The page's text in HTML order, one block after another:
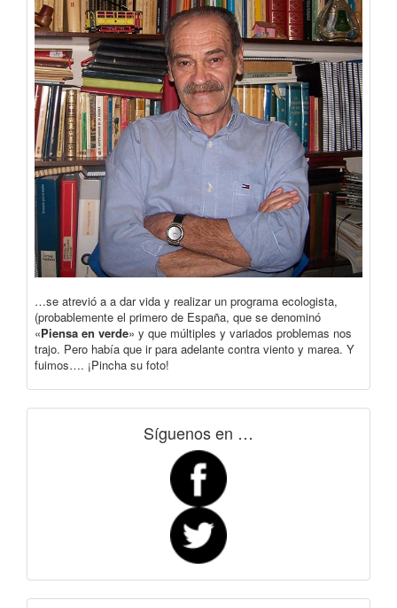
…se atrevió a a dar vida y realizar un programa ecologista,
(probablemente el primero de España, que se denominó
«Piensa en verde» y que múltiples y variados problemas nos
trajo. Pero había que ir para adelante contra viento y marea. Y
fuimos…. ¡Pincha su foto!
Síguenos en …